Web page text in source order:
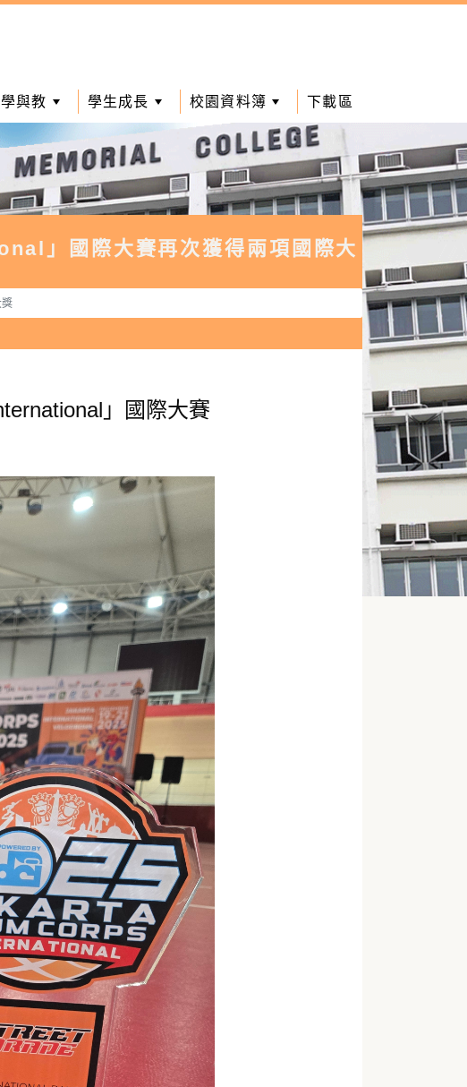
學與教 學生成長 校園資料簿 下載區
」國際大賽再次獲得兩項國際大
」國際大賽